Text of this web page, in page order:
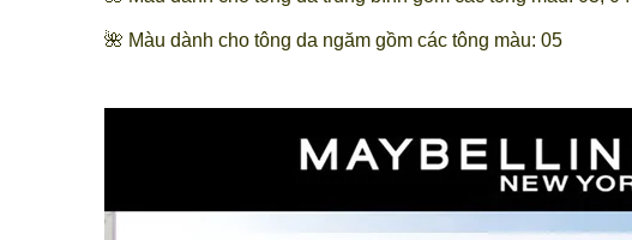
🌺 Màu dành cho tông da ngăm gồm các tông màu: 05